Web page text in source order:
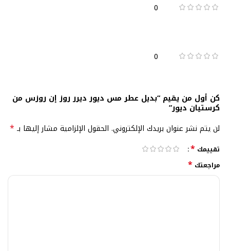
0
0
كن أول من يقيم “بديل عطر مس ديور ديرر روز إن روزس من
كرستيان ديور”
لن يتم نشر عنوان بريدك الإلكتروني. الحقول الإلزامية مشار إليها بـ *
تقييمك *
مراجعتك *